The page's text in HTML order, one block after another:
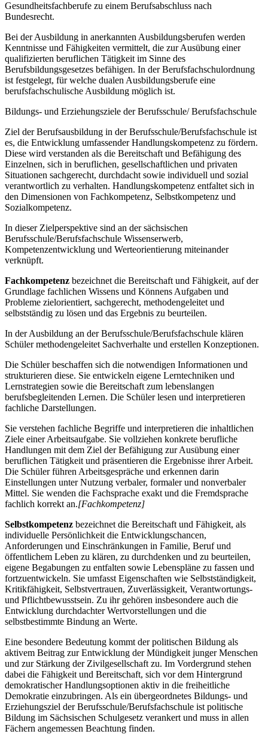
Gesundheitsfachberufe zu einem Berufsabschluss nach
Bundesrecht.
Bei der Ausbildung in anerkannten Ausbildungsberufen werden
Kenntnisse und Fähigkeiten vermittelt, die zur Ausübung einer
qualifizierten beruflichen Tätigkeit im Sinne des
Berufsbildungsgesetzes befähigen. In der Berufsfachschulordnung
ist festgelegt, für welche dualen Ausbildungsberufe eine
berufsfachschulische Ausbildung möglich ist.
Bildungs- und Erziehungsziele der Berufsschule/ Berufsfachschule
Ziel der Berufsausbildung in der Berufsschule/Berufsfachschule ist
es, die Entwicklung umfassender Handlungskompetenz zu fördern.
Diese wird verstanden als die Bereitschaft und Befähigung des
Einzelnen, sich in beruflichen, gesellschaftlichen und privaten
Situationen sachgerecht, durchdacht sowie individuell und sozial
verantwortlich zu verhalten. Handlungskompetenz entfaltet sich in
den Dimensionen von Fachkompetenz, Selbstkompetenz und
Sozialkompetenz.
In dieser Zielperspektive sind an der sächsischen
Berufsschule/Berufsfachschule Wissenserwerb,
Kompetenzentwicklung und Werteorientierung miteinander
verknüpft.
Fachkompetenz bezeichnet die Bereitschaft und Fähigkeit, auf der
Grundlage fachlichen Wissens und Könnens Aufgaben und
Probleme zielorientiert, sachgerecht, methodengeleitet und
selbstständig zu lösen und das Ergebnis zu beurteilen.
In der Ausbildung an der Berufsschule/Berufsfachschule klären
Schüler methodengeleitet Sachverhalte und erstellen Konzeptionen.
Die Schüler beschaffen sich die notwendigen Informationen und
strukturieren diese. Sie entwickeln eigene Lerntechniken und
Lernstrategien sowie die Bereitschaft zum lebenslangen
berufsbegleitenden Lernen. Die Schüler lesen und interpretieren
fachliche Darstellungen.
Sie verstehen fachliche Begriffe und interpretieren die inhaltlichen
Ziele einer Arbeitsaufgabe. Sie vollziehen konkrete berufliche
Handlungen mit dem Ziel der Befähigung zur Ausübung einer
beruflichen Tätigkeit und präsentieren die Ergebnisse ihrer Arbeit.
Die Schüler führen Arbeitsgespräche und erkennen darin
Einstellungen unter Nutzung verbaler, formaler und nonverbaler
Mittel. Sie wenden die Fachsprache exakt und die Fremdsprache
fachlich korrekt an.[Fachkompetenz]
Selbstkompetenz bezeichnet die Bereitschaft und Fähigkeit, als
individuelle Persönlichkeit die Entwicklungschancen,
Anforderungen und Einschränkungen in Familie, Beruf und
öffentlichem Leben zu klären, zu durchdenken und zu beurteilen,
eigene Begabungen zu entfalten sowie Lebenspläne zu fassen und
fortzuentwickeln. Sie umfasst Eigenschaften wie Selbstständigkeit,
Kritikfähigkeit, Selbstvertrauen, Zuverlässigkeit, Verantwortungs-
und Pflichtbewusstsein. Zu ihr gehören insbesondere auch die
Entwicklung durchdachter Wertvorstellungen und die
selbstbestimmte Bindung an Werte.
Eine besondere Bedeutung kommt der politischen Bildung als
aktivem Beitrag zur Entwicklung der Mündigkeit junger Menschen
und zur Stärkung der Zivilgesellschaft zu. Im Vordergrund stehen
dabei die Fähigkeit und Bereitschaft, sich vor dem Hintergrund
demokratischer Handlungsoptionen aktiv in die freiheitliche
Demokratie einzubringen. Als ein übergeordnetes Bildungs- und
Erziehungsziel der Berufsschule/Berufsfachschule ist politische
Bildung im Sächsischen Schulgesetz verankert und muss in allen
Fächern angemessen Beachtung finden.